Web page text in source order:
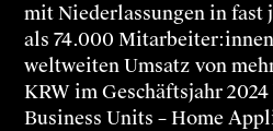
mit Niederlassungen in fast
als 74.000
weltweiten Umsatz von
KRW im Geschäftsjahr
Business Units – Home